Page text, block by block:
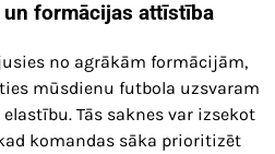
formācijas attīstība
no agrākām formācijām,
mūsdienu futbola uzsvaram
Tās saknes var izsekot
komandas sāka prioritizēt